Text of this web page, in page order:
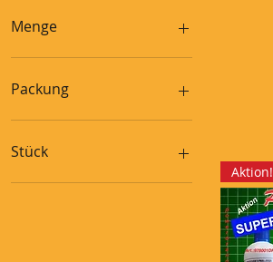
Menge
1 Liter
Packung
Packung
Stück
Stück
Aktion!